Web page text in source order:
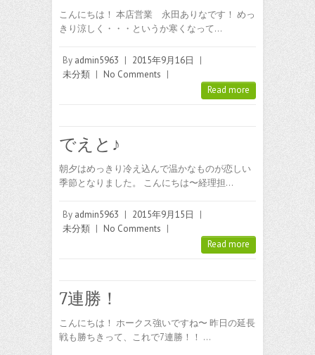
こんにちは！ 本店営業 永田ありなです！ めっ
きり涼しく・・・というか寒くなって…
By admin5963 | 2015年9月16日
|
未分類 | No Comments |
Read more
でえと♪
朝夕はめっきり冷え込んで温かなものが恋しい
季節となりました。 こんにちは〜経理担…
By admin5963 | 2015年9月15日
|
未分類 | No Comments |
Read more
7連勝！
こんにちは！ ホークス強いですね〜 昨日の延長
戦も勝ちきって、これで7連勝！！ …